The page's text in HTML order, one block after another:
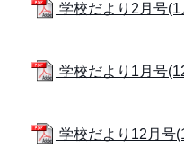
学校だより2月号
学校だより1月号
学校だより12月